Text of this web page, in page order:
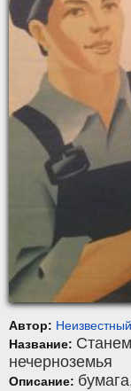
Автор:
Название:
нечерноземья
Описание: бумага